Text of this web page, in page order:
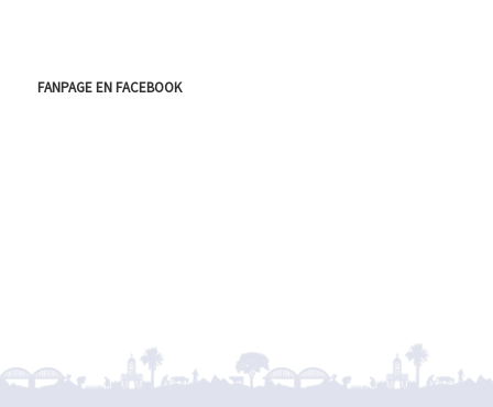
FANPAGE EN FACEBOOK